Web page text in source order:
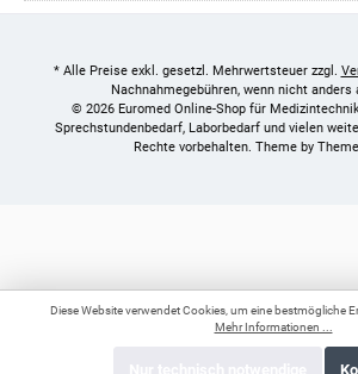
* Alle Preise exkl. gesetzl. Mehrwertsteuer zzgl.
Nachnahmegebühren, wenn nicht anders
© 2026 Euromed Online-Shop für
Sprechstundenbedarf, Laborbedarf und vielen
Rechte vorbehalten. Theme by
Diese Website verwendet Cookies, um eine bestmögliche
Mehr Informationen ...